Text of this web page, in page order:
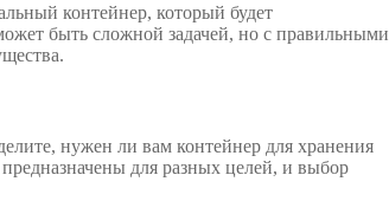
контейнер, который будет
быть сложной задачей, но с правильными
нужен ли вам контейнер для хранения
для разных целей, и выбор